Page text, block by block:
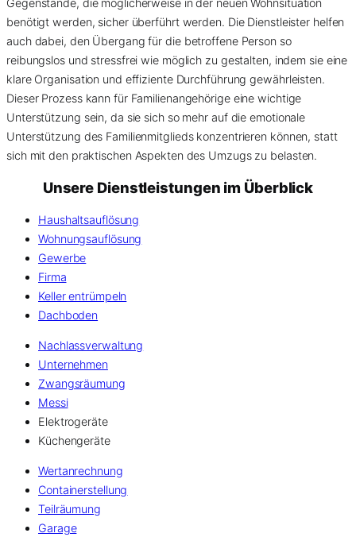
benötigt werden, sicher überführt werden. Die Dienstleister helfen
auch dabei, den Übergang für die betroffene Person so
reibungslos und stressfrei wie möglich zu gestalten, indem sie eine
klare Organisation und effiziente Durchführung gewährleisten.
Dieser Prozess kann für Familienangehörige eine wichtige
Unterstützung sein, da sie sich so mehr auf die emotionale
Unterstützung des Familienmitglieds konzentrieren können, statt
sich mit den praktischen Aspekten des Umzugs zu belasten.
Unsere Dienstleistungen im Überblick
Haushaltsauflösung
Wohnungsauflösung
Gewerbe
Firma
Keller entrümpeln
Dachboden
Nachlassverwaltung
Unternehmen
Zwangsräumung
Messi
Elektrogeräte
Küchengeräte
Wertanrechnung
Containerstellung
Teilräumung
Garage